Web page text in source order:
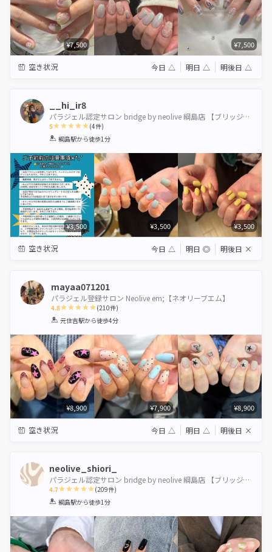
¥7,500 ¥7,500
空き状況 今日 △ 明日 △ 明後日 △
__hi_ir8
パラジェル認定サロン bridge by neolive 綱島店 【ブリッジバイネオリーブ】
5
1 2 3 4 5
(4件)
綱島駅から徒歩1分
¥3,500 ¥3,500 ¥3,500
空き状況 今日 △ 明日 ◎ 明後日 ×
mayaa071201
パラジェル登録サロン Neolive em;【ネオリーブエム】
4.8
1 2 3 4 5
(210件)
元住吉駅から徒歩4分
¥8,900 ¥7,900 ¥8,900
空き状況 今日 △ 明日 △ 明後日 ×
neolive_shiori_
パラジェル認定サロン bridge by neolive 綱島店 【ブリッジバイネオリーブ】
4.7
1 2 3 4 5
(209件)
綱島駅から徒歩1分